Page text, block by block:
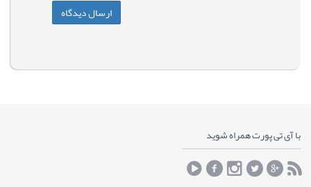
با آی تی پورت همراه شوید